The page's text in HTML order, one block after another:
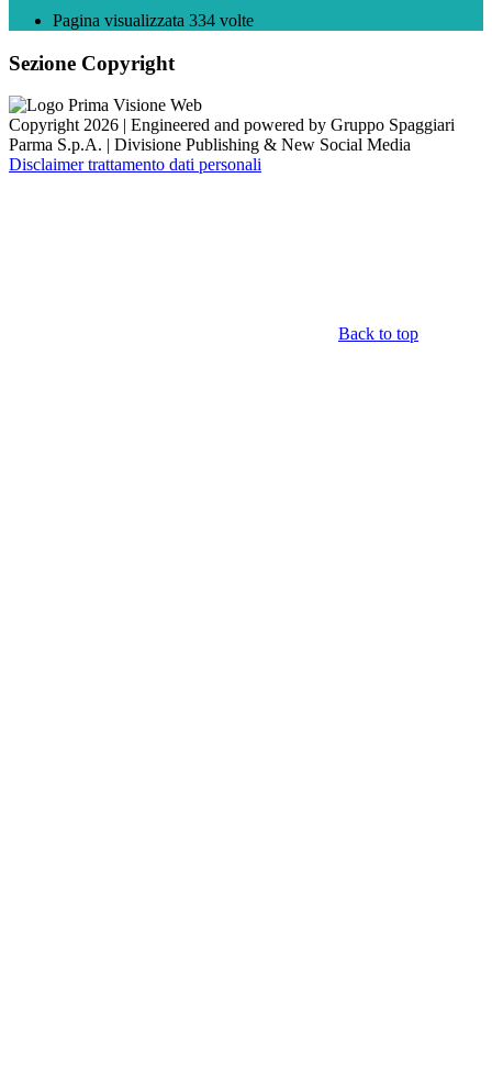
Pagina visualizzata 334 volte
Sezione Copyright
Copyright 2026 | Engineered and powered by Gruppo Spaggiari
Parma S.p.A. | Divisione Publishing & New Social Media
Disclaimer trattamento dati personali
Back to top